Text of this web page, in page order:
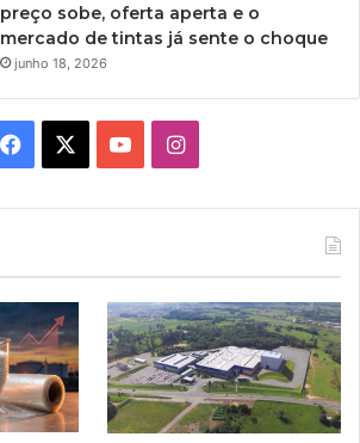
preço sobe, oferta aperta e o
mercado de tintas já sente o choque
junho 18, 2026
Facebook YouTubeInstagram